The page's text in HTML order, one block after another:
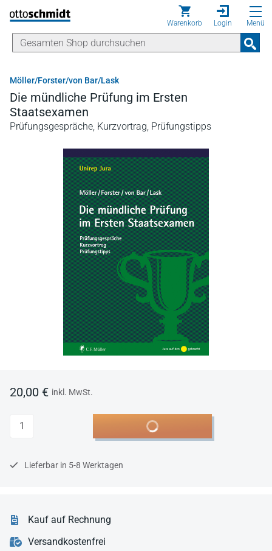
Direkt zum Inhalt
Warenkorb Login Menü
Möller/Forster/von Bar/Lask
Die mündliche Prüfung im Ersten
Staatsexamen
Prüfungsgespräche, Kurzvortrag, Prüfungstipps
20,00 € inkl. MwSt.
Anzahl In den Warenkorb
Lieferbar in 5-8 Werktagen
Kauf auf Rechnung
Versandkostenfrei